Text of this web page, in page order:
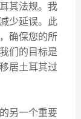
其法规。我
少延误。此
确保您的所
们的目标是
居土耳其过
另一个重要